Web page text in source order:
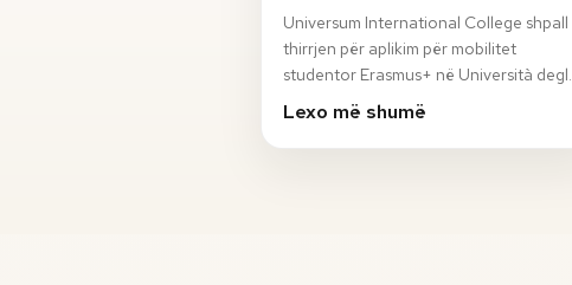
Universum International College shpall
thirrjen për aplikim për mobilitet
studentor Erasmus+ në Università degli
Studi di Sassari, Itali, për semestrin
Lexo më shumë